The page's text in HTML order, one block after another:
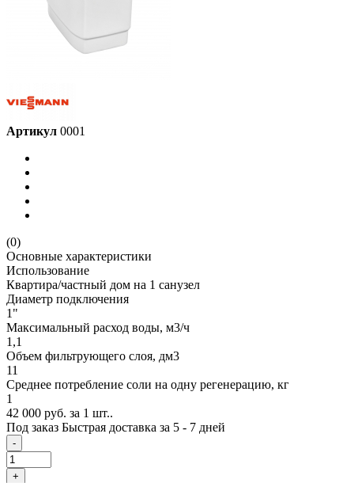
Артикул 0001
(0)
Основные характеристики
Использование
Квартира/частный дом на 1 санузел
Диаметр подключения
1"
Максимальный расход воды, м3/ч
1,1
Объем фильтрующего слоя, дм3
11
Cреднее потребление соли на одну регенерацию, кг
1
42 000 руб. за 1 шт..
Под заказ Быстрая доставка за 5 - 7 дней
-
+